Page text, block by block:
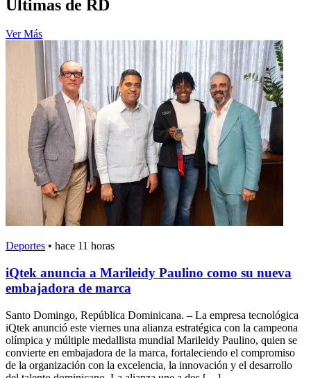
Últimas de RD
Ver Más
Deportes • hace 11 horas
iQtek anuncia a Marileidy Paulino como su nueva
embajadora de marca
Santo Domingo, República Dominicana. – La empresa tecnológica
iQtek anunció este viernes una alianza estratégica con la campeona
olímpica y múltiple medallista mundial Marileidy Paulino, quien se
convierte en embajadora de la marca, fortaleciendo el compromiso
de la organización con la excelencia, la innovación y el desarrollo